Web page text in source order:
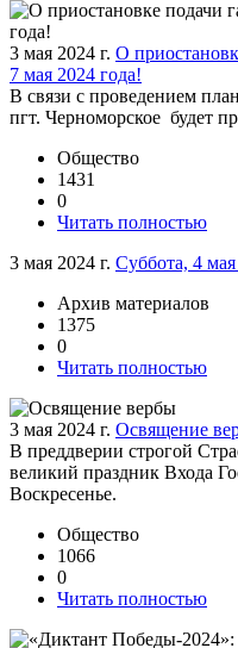
3 мая 2024 г. О
7 мая 2024 года!
В связи с проведением
пгт. Черноморское будет
Общество
1431
0
Читать полностью
3 мая 2024 г. Суббота, 4
Архив материалов
1375
0
Читать полностью
3 мая 2024 г. Освящение
В преддверии строгой
великий праздник Входа
Воскресенье.
Общество
1066
0
Читать полностью